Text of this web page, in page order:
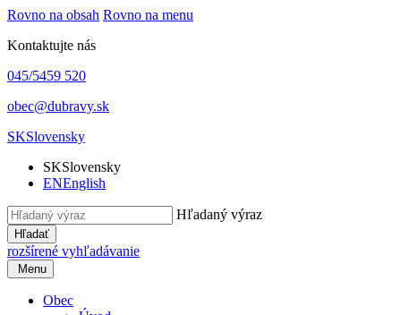
Rovno na obsah Rovno na menu
Kontaktujte nás
045/5459 520
obec@dubravy.sk
SKSlovensky
SKSlovensky
ENEnglish
Hľadaný výraz
Hľadať
rozšírené vyhľadávanie
Menu
Obec